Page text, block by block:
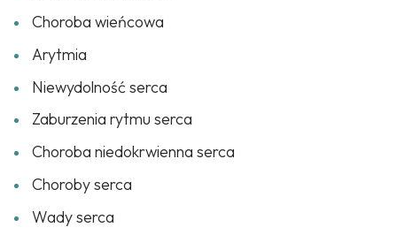
Choroba wieńcowa
Arytmia
Niewydolność serca
Zaburzenia rytmu serca
Choroba niedokrwienna serca
Choroby serca
Wady serca